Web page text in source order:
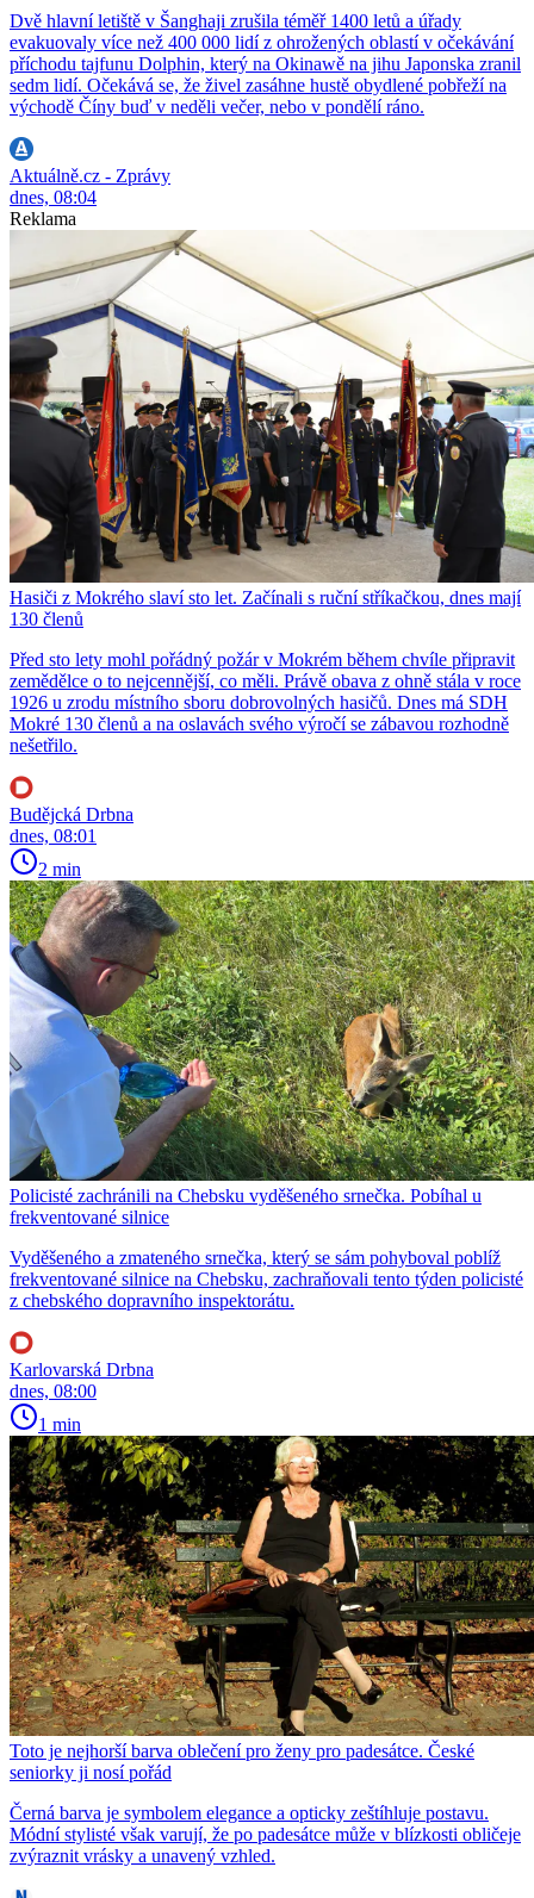
Dvě hlavní letiště v Šanghaji zrušila téměř 1400 letů a úřady
evakuovaly více než 400 000 lidí z ohrožených oblastí v očekávání
příchodu tajfunu Dolphin, který na Okinawě na jihu Japonska zranil
sedm lidí. Očekává se, že živel zasáhne hustě obydlené pobřeží na
východě Číny buď v neděli večer, nebo v pondělí ráno.
Aktuálně.cz - Zprávy
dnes, 08:04
Reklama
Hasiči z Mokrého slaví sto let. Začínali s ruční stříkačkou, dnes mají
130 členů
Před sto lety mohl pořádný požár v Mokrém během chvíle připravit
zemědělce o to nejcennější, co měli. Právě obava z ohně stála v roce
1926 u zrodu místního sboru dobrovolných hasičů. Dnes má SDH
Mokré 130 členů a na oslavách svého výročí se zábavou rozhodně
nešetřilo.
Budějcká Drbna
dnes, 08:01
2 min
Policisté zachránili na Chebsku vyděšeného srnečka. Pobíhal u
frekventované silnice
Vyděšeného a zmateného srnečka, který se sám pohyboval poblíž
frekventované silnice na Chebsku, zachraňovali tento týden policisté
z chebského dopravního inspektorátu.
Karlovarská Drbna
dnes, 08:00
1 min
Toto je nejhorší barva oblečení pro ženy pro padesátce. České
seniorky ji nosí pořád
Černá barva je symbolem elegance a opticky zeštíhluje postavu.
Módní stylisté však varují, že po padesátce může v blízkosti obličeje
zvýraznit vrásky a unavený vzhled.